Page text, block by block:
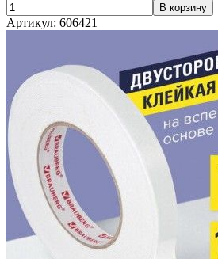
В корзину
Артикул: 606421